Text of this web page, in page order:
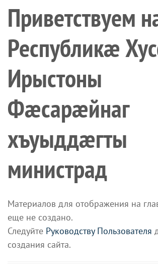
Приветствуем
Республикæ
Ирыстоны
Фæсарæйнаг
хъуыддæгты
министрад
Материалов для отображения на
еще не создано.
Следуйте Руководству Пользователя
создания сайта.